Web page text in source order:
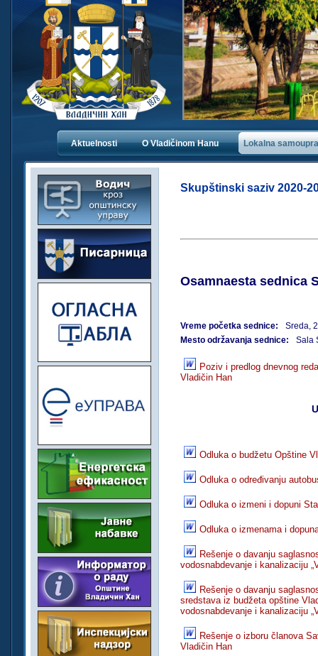
Aktuelnosti O Vladičinom Hanu Lokalna
Skupštinski saziv 2020-
Osamnaesta sednica
Vreme početka sednice:
Sreda,
Mesto održavanja sednice:
Sala
Poziv i predlog dnevnog
Vladičin Han
Odluka o budžetu Opštine
Odluka o određivanju
Odluka o izmeni i dopuni
Odluka o izmenama i
Rešenje o davanju
vodosnabdevanje i kanalizaciju
Rešenje o davanju
sredstava iz budžeta opštine
vodosnabdevanje i kanalizaciju
Rešenje o izboru članova
Vladičin Han